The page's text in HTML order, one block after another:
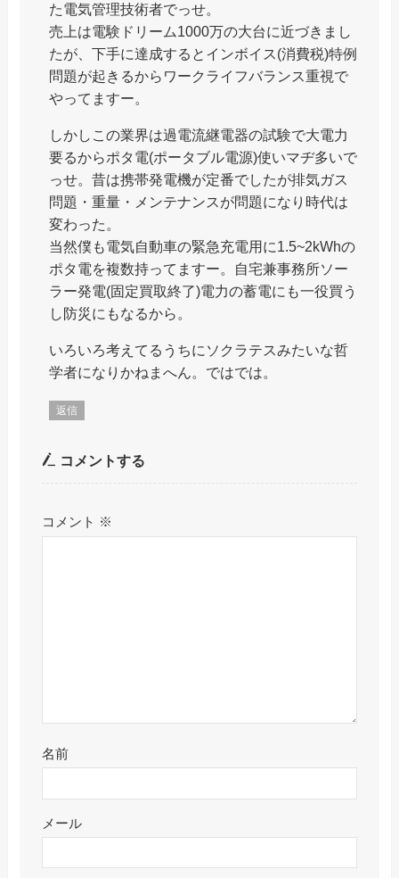
た電気管理技術者でっせ。
売上は電験ドリーム1000万の大台に近づきまし
たが、下手に達成するとインボイス(消費税)特例
問題が起きるからワークライフバランス重視で
やってますー。
しかしこの業界は過電流継電器の試験で大電力
要るからポタ電(ポータブル電源)使いマヂ多いで
っせ。昔は携帯発電機が定番でしたが排気ガス
問題・重量・メンテナンスが問題になり時代は
変わった。
当然僕も電気自動車の緊急充電用に1.5~2kWhの
ポタ電を複数持ってますー。自宅兼事務所ソー
ラー発電(固定買取終了)電力の蓄電にも一役買う
し防災にもなるから。
いろいろ考えてるうちにソクラテスみたいな哲
学者になりかねまへん。ではでは。
返信
コメントする
コメント ※
名前
メール